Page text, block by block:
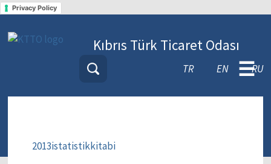
Privacy Policy
Kıbrıs Türk Ticaret Odası
TR EN RU
☰
2013istatistikkitabi